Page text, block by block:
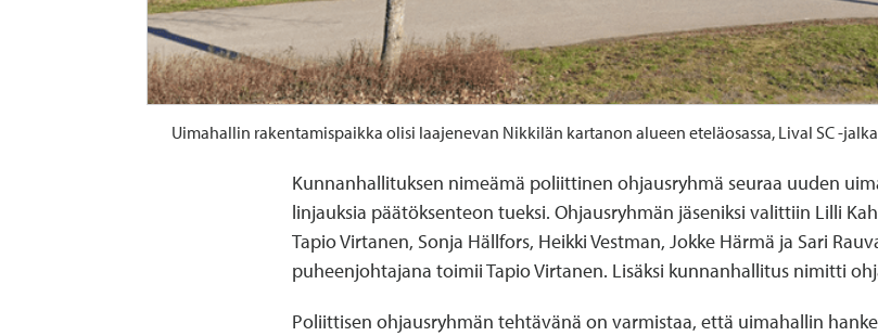
Uimahallin rakentamispaikka olisi laajenevan Nikkilän kartanon alueen eteläosassa, Lival SC -
Kunnanhallituksen nimeämä poliittinen ohjausryhmä seuraa uuden
linjauksia päätöksenteon tueksi. Ohjausryhmän jäseniksi valittiin Lilli
Tapio Virtanen, Sonja Hällfors, Heikki Vestman, Jokke Härmä ja Sari
puheenjohtajana toimii Tapio Virtanen. Lisäksi kunnanhallitus nimitti
Poliittisen ohjausryhmän tehtävänä on varmistaa, että uimahallin